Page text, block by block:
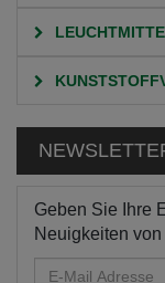
Geben Sie Ihre
Neuigkeiten